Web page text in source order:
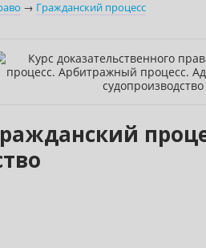
→ Гражданский процесс